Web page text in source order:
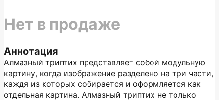
Аннотация
Алмазный триптих представляет собой модульную
картину, когда изображение разделено на три части,
каждя из которых собирается и оформляется как
отдельная картина. Алмазный триптих не только
Нет в продаже